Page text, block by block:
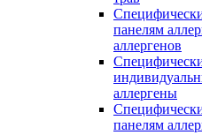
панелям
аллергенов
аллергены
панелям